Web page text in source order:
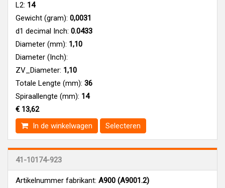
L2: 14
Gewicht (gram): 0,0031
d1 decimal Inch: 0.0433
Diameter (mm): 1,10
Diameter (Inch):
ZV_Diameter: 1,10
Totale Lengte (mm): 36
Spiraallengte (mm): 14
€ 13,62
In de winkelwagen
Selecteren
41-10174-923
Artikelnummer fabrikant: A900 (A9001.2)